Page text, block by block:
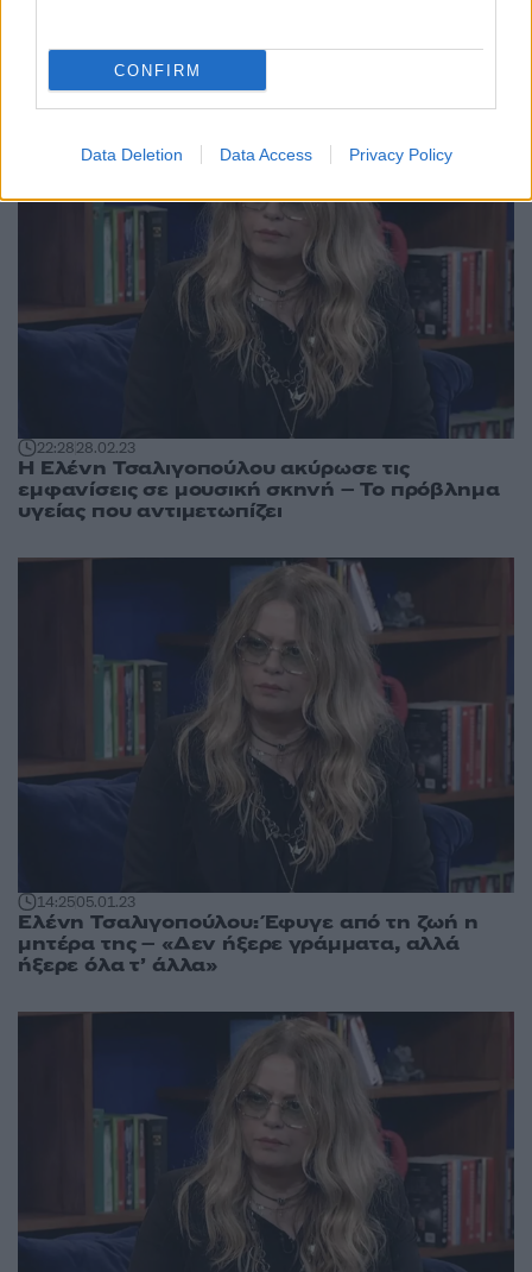
CONFIRM
Data Deletion Data Access Privacy Policy
22:2828.02.23
Η Ελένη Τσαλιγοπούλου ακύρωσε τις
εμφανίσεις σε μουσική σκηνή – Το πρόβλημα
υγείας που αντιμετωπίζει
14:2505.01.23
Ελένη Τσαλιγοπούλου: Έφυγε από τη ζωή η
μητέρα της – «Δεν ήξερε γράμματα, αλλά
ήξερε όλα τ’ άλλα»